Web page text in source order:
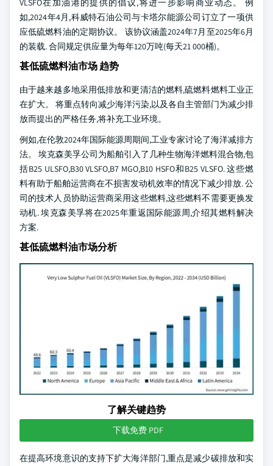
VLSFO在加油港的提供的倡议,将进一步影响商业动态。 例
如,2024年4月,科威特石油公司与卡塔尔能源公司订立了一项供
应低硫燃料油的定期协议。 该协议涵盖2024年7月至2025年6月
的装载. 合同规定供应量为每年120万吨(每天21 000桶)。
甚低硫燃料油市场 趋势
由于越来越多地采用低排放和更清洁的燃料,硫燃料燃料工业正
在扩大。 将重点转向减少海洋污染,以及各自主管部门为减少排
放而提出的严格任务,将补充工业环境。
例如,在伦敦2024年国际能源周期间,工业专家讨论了海洋减排方
法。 埃克森美孚公司为船舶引入了几种生物海洋燃料混合物,包
括B25 ULSFO,B30 VLSFO,B7 MGO,B10 HSFO和B25 VLSFO. 这些燃
料有助于船舶运营商在不损害发动机效率的情况下减少排放. 公
司的技术人员协助运营商采用这些燃料,这些燃料不需要更换发
动机. 埃克森美孚将在2025年重返国际能源周,介绍其燃料解决
方案.
甚低硫燃料油市场分析
了解关键趋势
下载免费 PDF
在提高环境意识的支持下扩大海洋部门,重点是减少碳排放和实